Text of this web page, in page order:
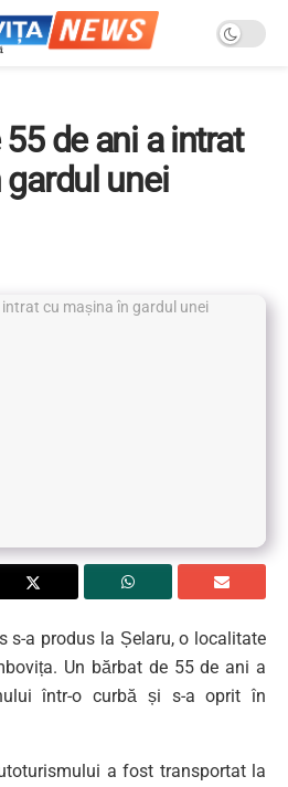
de ani a intrat
unei
s-a produs la Șelaru, o localitate
Un bărbat de 55 de ani a
într-o curbă și s-a oprit în
a fost transportat la